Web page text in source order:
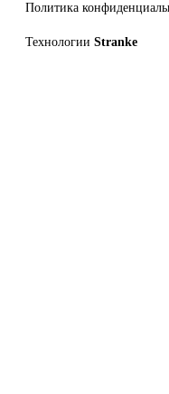
Политика
Технологии Stranke